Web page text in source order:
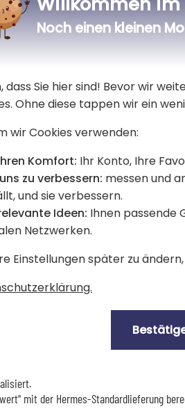
Europa
mit der Hermes-Standardlieferung
Noch einen kleinen
dass Sie hier sind! Bevor wir
Ohne diese tappen wir ein
wir Cookies verwenden:
Komfort: Ihr Konto, Ihre
zu verbessern: messen und
und sie verbessern.
Ideen: Ihnen passende
Netzwerken.
Einstellungen später zu